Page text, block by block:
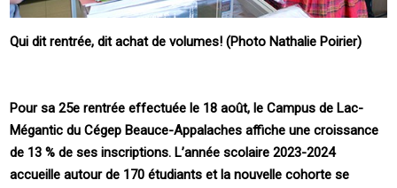
Qui dit rentrée, dit achat de volumes! (Photo Nathalie Poirier)
Pour sa 25e rentrée effectuée le 18 août, le Campus de Lac-
Mégantic du Cégep Beauce-Appalaches affiche une croissance
de 13 % de ses inscriptions. L’année scolaire 2023-2024
accueille autour de 170 étudiants et la nouvelle cohorte se